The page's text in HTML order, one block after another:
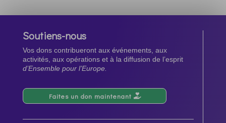
Soutiens-nous
Vos dons contribueront aux événements, aux
activités, aux opérations et à la diffusion de l’esprit
d’Ensemble pour l’Europe.
Faites un don maintenant